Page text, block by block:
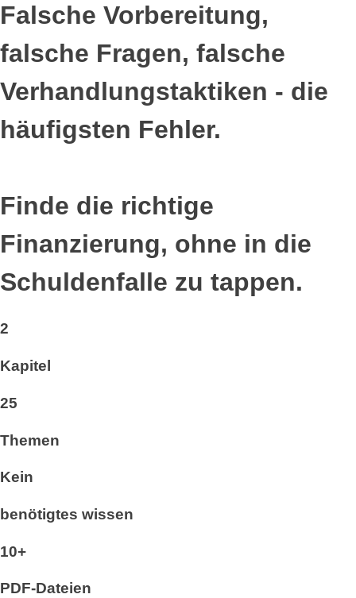
Falsche Vorbereitung,
falsche Fragen, falsche
Verhandlungstaktiken - die
häufigsten Fehler.
Finde die richtige
Finanzierung, ohne in die
Schuldenfalle zu tappen.
2
Kapitel
25
Themen
Kein
benötigtes wissen
10+
PDF-Dateien